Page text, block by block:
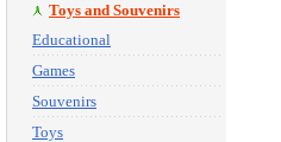
Toys and Souvenirs
Educational
Games
Souvenirs
Toys